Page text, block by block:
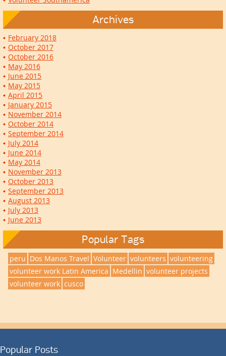
Archives
February 2018
October 2017
October 2016
May 2016
June 2015
May 2015
April 2015
January 2015
November 2014
October 2014
September 2014
July 2014
June 2014
May 2014
November 2013
October 2013
September 2013
August 2013
July 2013
June 2013
Popular Tags
peru Dos Manos Travel Volunteer volunteers volunteering
volunteer work Latin America Medellin volunteer projects
volunteer work cusco
Popular Posts